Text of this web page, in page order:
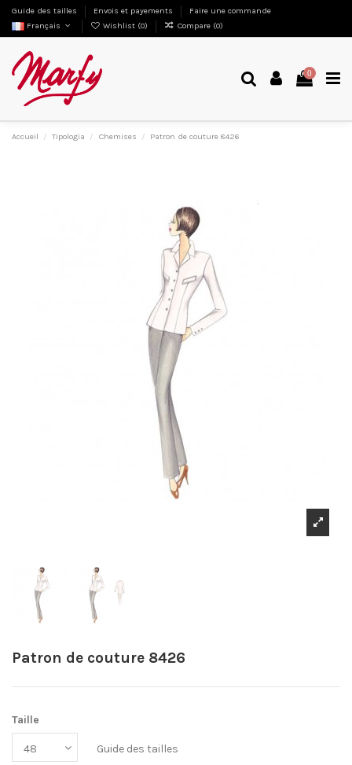
Guide des tailles Envois et payements
Faire une commande
Français
Wishlist (0) Compare (0)
0
Accueil Tipologia Chemises Patron de couture 8426
Patron de couture 8426
Taille
Guide des tailles